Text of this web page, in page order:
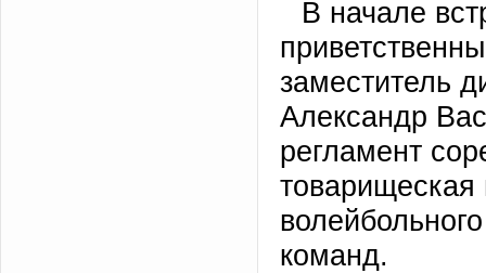
В начале
заместитель
Александр
регламент
товарищеская
команд.